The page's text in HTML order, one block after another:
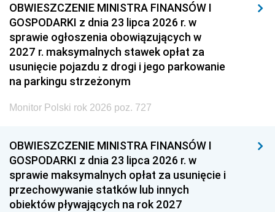
OBWIESZCZENIE MINISTRA FINANSÓW I
GOSPODARKI z dnia 23 lipca 2026 r. w
sprawie ogłoszenia obowiązujących w
2027 r. maksymalnych stawek opłat za
usunięcie pojazdu z drogi i jego parkowanie
na parkingu strzeżonym
Monitor Polski rok 2026 poz. 727
OBWIESZCZENIE MINISTRA FINANSÓW I
GOSPODARKI z dnia 23 lipca 2026 r. w
sprawie maksymalnych opłat za usunięcie i
przechowywanie statków lub innych
obiektów pływających na rok 2027